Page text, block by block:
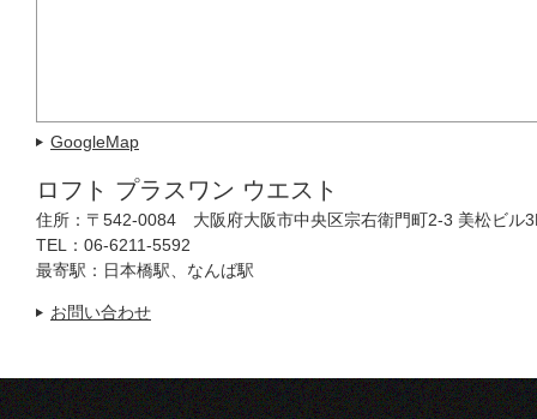
GoogleMap
ロフト プラスワン ウエスト
住所：〒542-0084 大阪府大阪市中央区宗右衛門町2-3 美松ビル
TEL：06-6211-5592
最寄駅：日本橋駅、なんば駅
お問い合わせ